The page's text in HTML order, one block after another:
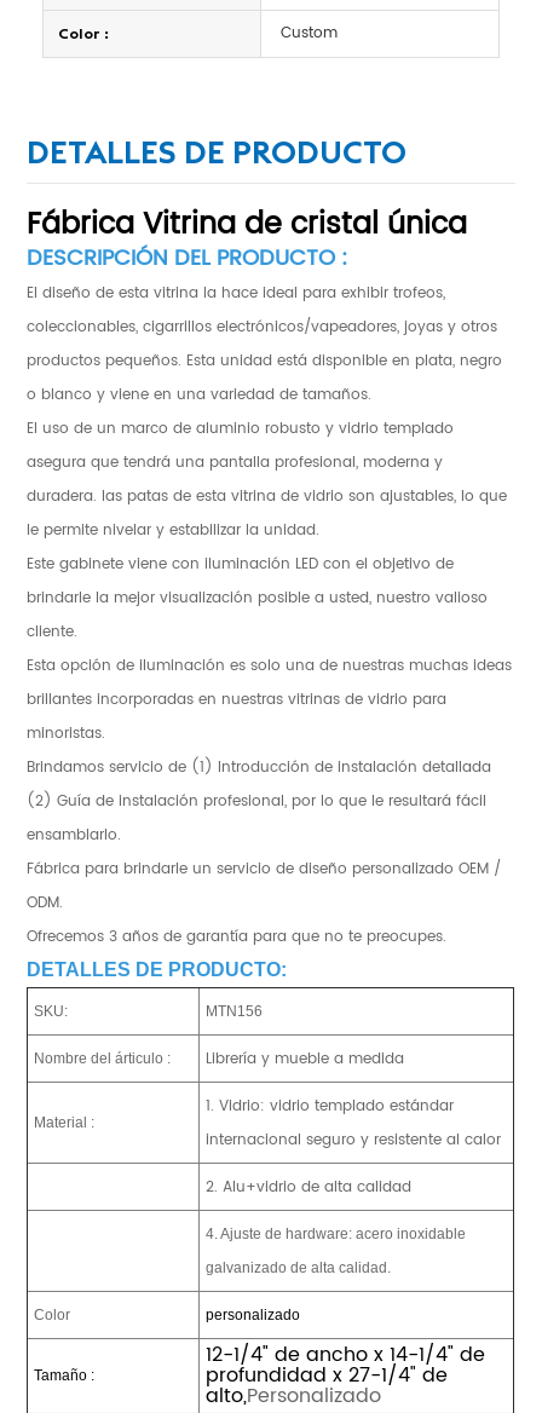
Color : Custom
DETALLES DE PRODUCTO
FábricaVitrina de cristal única
DESCRIPCIÓN DEL PRODUCTO :
El diseño de esta vitrina la hace ideal para exhibir trofeos,
coleccionables, cigarrillos electrónicos/vapeadores, joyas y otros
productos pequeños. Esta unidad está disponible en plata, negro
o blanco y viene en una variedad de tamaños.
El uso de un marco de aluminio robusto y vidrio templado
asegura que tendrá una pantalla profesional, moderna y
duradera. las patas de esta vitrina de vidrio son ajustables, lo que
le permite nivelar y estabilizar la unidad.
Este gabinete viene con iluminación LED con el objetivo de
brindarle la mejor visualización posible a usted, nuestro valioso
cliente.
Esta opción de iluminación es solo una de nuestras muchas ideas
brillantes incorporadas en nuestras vitrinas de vidrio para
minoristas.
Brindamos servicio de (1) Introducción de instalación detallada
(2) Guía de instalación profesional, por lo que le resultará fácil
ensamblarlo.
Fábrica para brindarle un servicio de diseño personalizado OEM /
ODM.
Ofrecemos 3 años de garantía para que no te preocupes.
DETALLES DE PRODUCTO:
SKU: MTN156
Nombre del árticulo : Librería y mueble a medida
Material :
1. Vidrio: vidrio templado estándar
internacional seguro y resistente al calor
2. Alu+vidrio de alta calidad
4. Ajuste de hardware: acero inoxidable
galvanizado de alta calidad.
Color personalizado
Tamaño :
12-1/4" de ancho x 14-1/4" de
profundidad x 27-1/4" de
alto,Personalizado